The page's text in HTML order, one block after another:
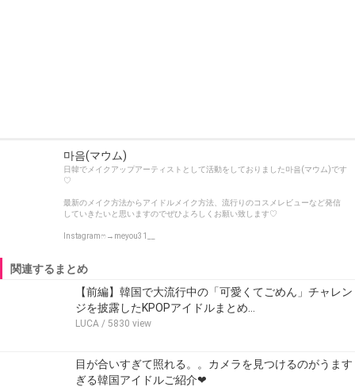
마음(マウム)
日韓でメイクアップアーティストとして活動をしておりました마음(マウム)です
♡
最新のメイク方法からアイドルメイク方法、流行りのコスメレビューなど発信
していきたいと思いますのでぜひよろしくお願い致します♡
Instagramෆ→meyou31__
関連するまとめ
【前編】韓国で大流行中の「可愛くてごめん」チャレン
ジを披露したKPOPアイドルまとめ…
LUCA / 5830 view
目が合いすぎて照れる。。カメラを見つけるのがうます
ぎる韓国アイドルご紹介❤